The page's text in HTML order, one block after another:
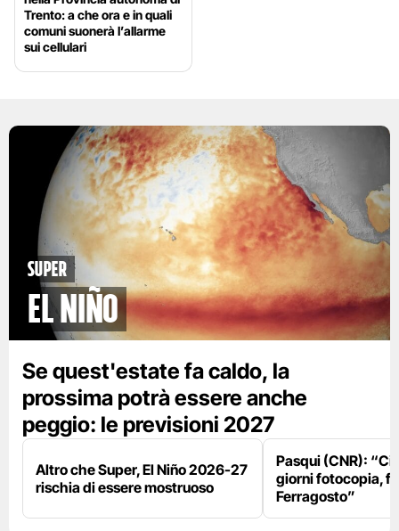
Trento: a che ora e in quali
comuni suonerà l’allarme
sui cellulari
Super
El Niño
Se quest'estate fa caldo, la
prossima potrà essere anche
peggio: le previsioni 2027
Altro che Super, El Niño 2026-27
rischia di essere mostruoso
Pasqui (CNR):
giorni fotocopia,
Ferragosto”